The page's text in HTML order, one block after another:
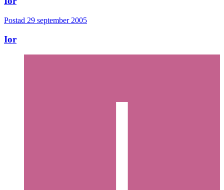
Postad 29 september 2005
Ior